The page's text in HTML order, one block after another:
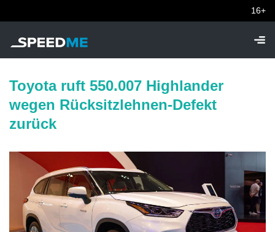
16+
Toyota ruft 550.007 Highlander
wegen Rücksitzlehnen-Defekt
zurück